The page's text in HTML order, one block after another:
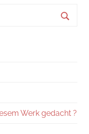
Werk gedacht ?